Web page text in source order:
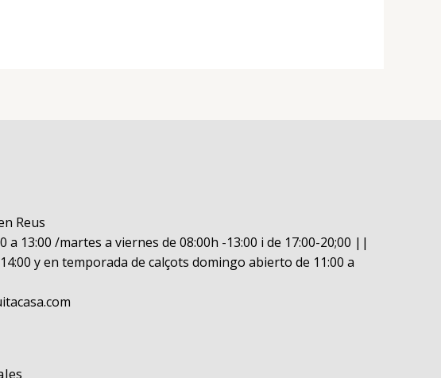
Reus
a 13:00 /martes a viernes de 08:00h -13:00 i de 17:00-20;00 ||
y en temporada de calçots domingo abierto de 11:00 a